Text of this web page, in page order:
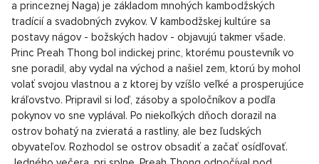
a princeznej Naga) je základom mnohých kambodžských
tradícií a svadobných zvykov. V kambodžskej kultúre sa
postavy nágov - božských hadov - objavujú takmer všade.
Princ Preah Thong bol indickej princ, ktorému poustevník vo
sne poradil, aby vydal na východ a našiel zem, ktorú by mohol
volať svojou vlastnou a z ktorej by vzíšlo veľké a prosperujúce
kráľovstvo. Pripravil si loď, zásoby a spoločníkov a podľa
pokynov vo sne vyplával. Po niekoľkých dňoch dorazil na
ostrov bohatý na zvieratá a rastliny, ale bez ľudských
obyvateľov. Rozhodol se ostrov obsadiť a začať osídľovať.